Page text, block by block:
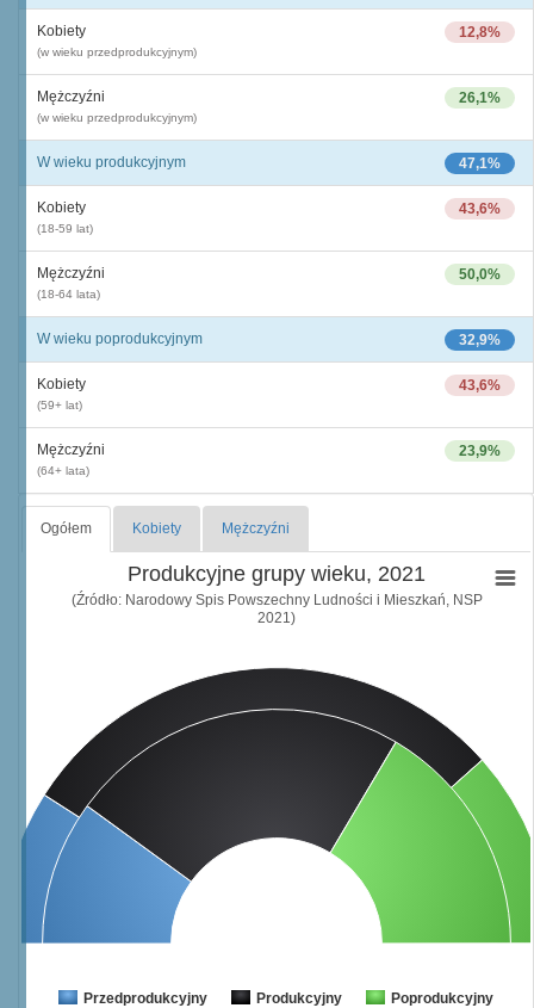
12,8%
Kobiety
(w wieku przedprodukcyjnym)
26,1%
Mężczyźni
(w wieku przedprodukcyjnym)
47,1%
W wieku produkcyjnym
43,6%
Kobiety
(18-59 lat)
50,0%
Mężczyźni
(18-64 lata)
32,9%
W wieku poprodukcyjnym
43,6%
Kobiety
(59+ lat)
23,9%
Mężczyźni
(64+ lata)
Ogółem Kobiety Mężczyźni
Produkcyjne grupy wieku, 2021
(Źródło: Narodowy Spis Powszechny Ludności i Mieszkań, NSP
2021)
Przedprodukcyjny Produkcyjny Poprodukcyjny